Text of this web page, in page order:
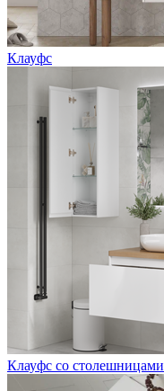
Клауфс
Клауфс со столешницами